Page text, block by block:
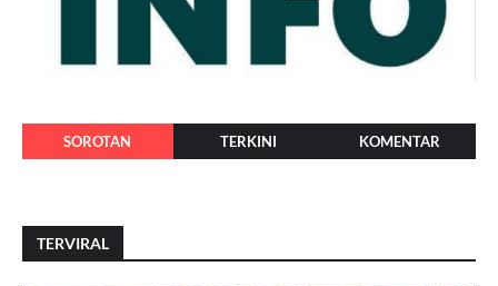
SOROTAN TERKINI KOMENTAR
TERVIRAL